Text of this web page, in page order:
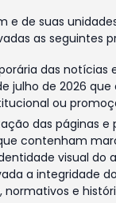
e de suas
as seguintes
das notícias
julho de 2026
ou
das páginas e
contenham
visual do
a integridade
normativos e